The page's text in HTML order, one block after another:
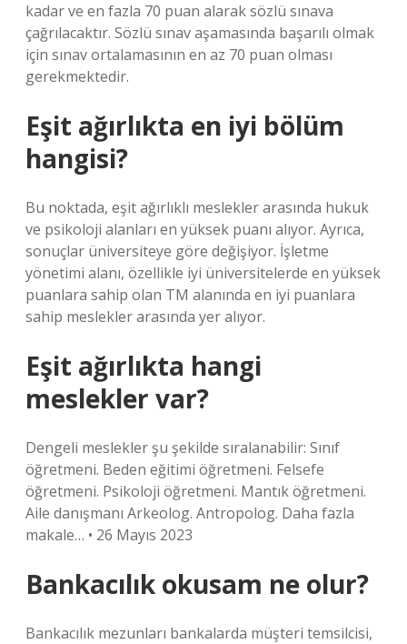
kadar ve en fazla 70 puan alarak sözlü sınava
çağrılacaktır. Sözlü sınav aşamasında başarılı olmak
için sınav ortalamasının en az 70 puan olması
gerekmektedir.
Eşit ağırlıkta en iyi bölüm
hangisi?
Bu noktada, eşit ağırlıklı meslekler arasında hukuk
ve psikoloji alanları en yüksek puanı alıyor. Ayrıca,
sonuçlar üniversiteye göre değişiyor. İşletme
yönetimi alanı, özellikle iyi üniversitelerde en yüksek
puanlara sahip olan TM alanında en iyi puanlara
sahip meslekler arasında yer alıyor.
Eşit ağırlıkta hangi
meslekler var?
Dengeli meslekler şu şekilde sıralanabilir: Sınıf
öğretmeni. Beden eğitimi öğretmeni. Felsefe
öğretmeni. Psikoloji öğretmeni. Mantık öğretmeni.
Aile danışmanı Arkeolog. Antropolog. Daha fazla
makale… • 26 Mayıs 2023
Bankacılık okusam ne olur?
Bankacılık mezunları bankalarda müşteri temsilcisi,